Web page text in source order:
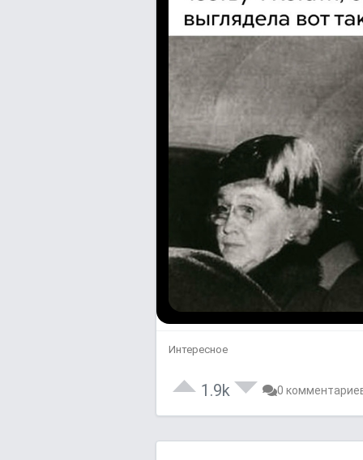
Интересное
1.9k 0